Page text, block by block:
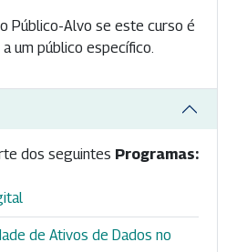
Público-Alvo se este curso é
um público específico.
dos seguintes Programas:
de Ativos de Dados no